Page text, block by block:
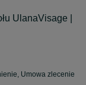
UlanaVisage |
Umowa zlecenie